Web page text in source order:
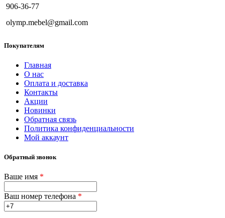
906-36-77
olymp.mebel@gmail.com
Покупателям
Главная
О нас
Оплата и доставка
Контакты
Акции
Новинки
Обратная связь
Политика конфиденциальности
Мой аккаунт
Обратный звонок
Ваше имя *
Ваш номер телефона *